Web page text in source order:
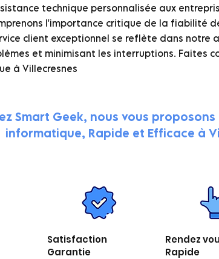
technique personnalisée aux
l'importance critique de la fiabilité
client exceptionnel se reflète dans notre
et minimisant les interruptions. Faites
à Villecresnes
Smart Geek, nous vous
informatique, Rapide et Efficace à
Satisfaction
Garantie
Rendez
Rapide